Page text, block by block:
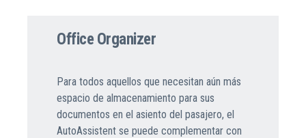
Office Organizer
Para todos aquellos que necesitan aún más
espacio de almacenamiento para sus
documentos en el asiento del pasajero, el
AutoAssistent se puede complementar con